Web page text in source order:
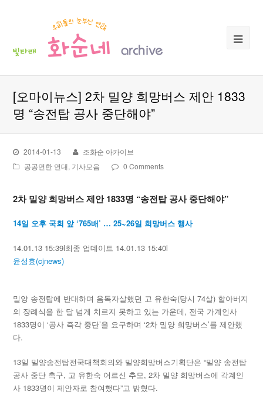
[오마이뉴스] 2차 밀양 희망버스 제안 1833
명 “송전탑 공사 중단해야”
2014-01-13
조화순 아카이브
공공연한 연대, 기사모음 0 Comments
2차 밀양 희망버스 제안 1833명 “송전탑 공사 중단해야”
14일 오후 국회 앞 ‘765배’ … 25~26일 희망버스 행사
14.01.13 15:39l최종 업데이트 14.01.13 15:40l
윤성효(cjnews)
밀양 송전탑에 반대하며 음독자살했던 고 유한숙(당시 74살) 할아버지
의 장례식을 한 달 넘게 치르지 못하고 있는 가운데, 전국 가계인사
1833명이 ‘공사 즉각 중단’을 요구하며 ‘2차 밀양 희망버스’를 제안했
다.
13일 밀양송전탑전국대책회의와 밀양희망버스기획단은 “밀양 송전탑
공사 중단 촉구, 고 유한숙 어르신 추모, 2차 밀양 희망버스에 각계인
사 1833명이 제안자로 참여했다”고 밝혔다.